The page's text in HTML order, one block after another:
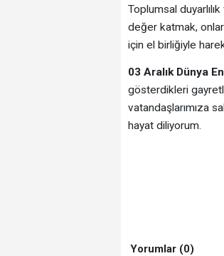
Toplumsal
değer katmak,
için el birliğiyle
03 Aralık Dünya
gösterdikleri
vatandaşlarımıza
hayat diliyorum.
Yorumlar (0)